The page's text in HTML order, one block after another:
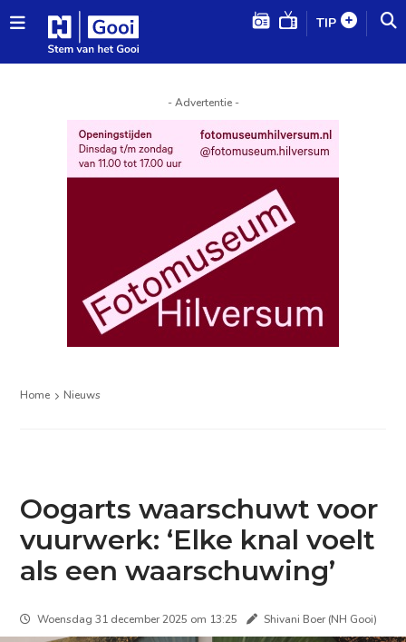
TIP
- Advertentie -
Home Nieuws
Oogarts waarschuwt voor
vuurwerk: ‘Elke knal voelt
als een waarschuwing’
Woensdag 31 december 2025 om 13:25 Shivani Boer (NH Gooi)